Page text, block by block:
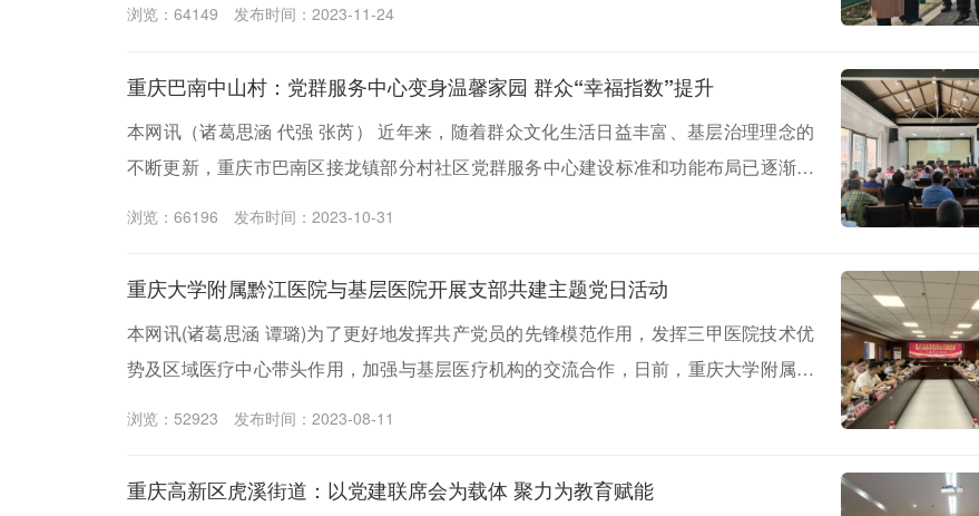
浏览：64149 发布时间：2023-11-24
重庆巴南中山村：党群服务中心变身温馨家园 群众“幸福指数”提升
本网讯（诸葛思涵 代强 张芮） 近年来，随着群众文化生活日益丰富、基层治理理念的
不断更新，重庆市巴南区接龙镇部分村社区党群服务中心建设标准和功能布局已逐渐跟
坚强阵地和服务党员群众的温馨家园。
浏览：66196 发布时间：2023-10-31
重庆大学附属黔江医院与基层医院开展支部共建主题党日活动
本网讯(诸葛思涵 谭璐)为了更好地发挥共产党员的先锋模范作用，发挥三甲医院技术优
势及区域医疗中心带头作用，加强与基层医疗机构的交流合作，日前，重庆大学附属黔
族自治县龙潭镇中心卫生院，开展支部共建主题党日活动。
浏览：52923 发布时间：2023-08-11
重庆高新区虎溪街道：以党建联席会为载体 聚力为教育赋能